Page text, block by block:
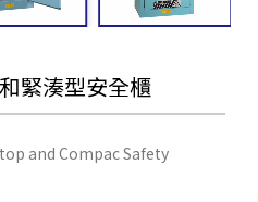
緊湊型安全櫃
and Compac Safety